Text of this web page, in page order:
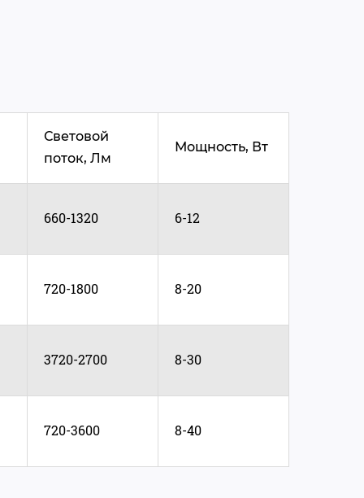
Световой
поток, Лм
Мощность, Вт
660-1320 6-12
720-1800 8-20
3720-2700 8-30
720-3600 8-40